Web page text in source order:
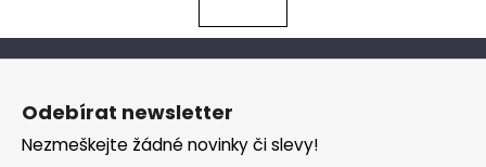
Z
Odebírat newsletter
Nezmeškejte žádné novinky či slevy!